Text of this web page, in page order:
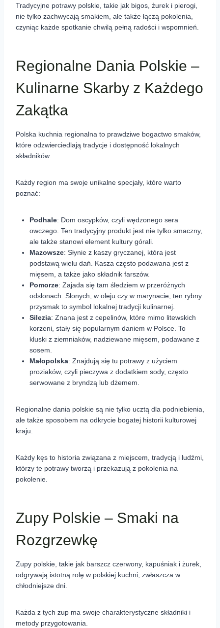
Tradycyjne potrawy polskie, takie jak bigos, żurek i pierogi,
nie tylko zachwycają smakiem, ale także łączą pokolenia,
czyniąc każde spotkanie chwilą pełną radości i wspomnień.
Regionalne Dania Polskie –
Kulinarne Skarby z Każdego
Zakątka
Polska kuchnia regionalna to prawdziwe bogactwo smaków,
które odzwierciedlają tradycje i dostępność lokalnych
składników.
Każdy region ma swoje unikalne specjały, które warto
poznać:
Podhale: Dom oscypków, czyli wędzonego sera
owczego. Ten tradycyjny produkt jest nie tylko smaczny,
ale także stanowi element kultury górali.
Mazowsze: Słynie z kaszy gryczanej, która jest
podstawą wielu dań. Kasza często podawana jest z
mięsem, a także jako składnik farszów.
Pomorze: Zajada się tam śledziem w przeróżnych
odsłonach. Słonych, w oleju czy w marynacie, ten rybny
przysmak to symbol lokalnej tradycji kulinarnej.
Silezia: Znana jest z cepelinów, które mimo litewskich
korzeni, stały się popularnym daniem w Polsce. To
kluski z ziemniaków, nadziewane mięsem, podawane z
sosem.
Małopolska: Znajdują się tu potrawy z użyciem
proziaków, czyli pieczywa z dodatkiem sody, często
serwowane z bryndzą lub dżemem.
Regionalne dania polskie są nie tylko ucztą dla podniebienia,
ale także sposobem na odkrycie bogatej historii kulturowej
kraju.
Każdy kęs to historia związana z miejscem, tradycją i ludźmi,
którzy te potrawy tworzą i przekazują z pokolenia na
pokolenie.
Zupy Polskie – Smaki na
Rozgrzewkę
Zupy polskie, takie jak barszcz czerwony, kapuśniak i żurek,
odgrywają istotną rolę w polskiej kuchni, zwłaszcza w
chłodniejsze dni.
Każda z tych zup ma swoje charakterystyczne składniki i
metody przygotowania.